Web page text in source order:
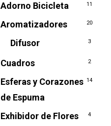
Adorno Bicicleta 11
Aromatizadores 20
Difusor 3
Cuadros 2
Esferas y Corazones
de Espuma
14
Exhibidor de Flores 4